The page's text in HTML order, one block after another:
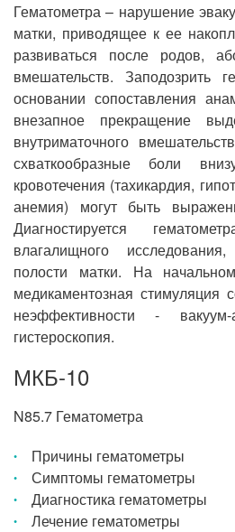
Гематометра – нарушение
матки, приводящее к ее
развиваться после родов,
вмешательств. Заподозрить
основании сопоставления
внезапное прекращение
внутриматочного
схваткообразные боли
кровотечения (тахикардия,
анемия) могут быть
Диагностируется
влагалищного
полости матки. На
медикаментозная стимуляция
неэффективности - вакуум-
гистероскопия.
МКБ-10
N85.7 Гематометра
Причины гематометры
Симптомы гематометры
Диагностика гематометры
Лечение гематометры